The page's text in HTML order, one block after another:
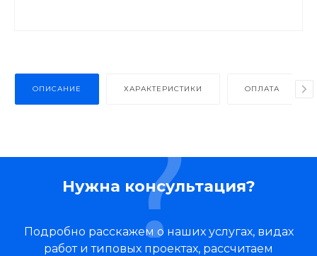
ОПИСАНИЕ ХАРАКТЕРИСТИКИ ОПЛАТА
Нужна консультация?
Подробно расскажем о наших услугах, видах
работ и типовых проектах, рассчитаем